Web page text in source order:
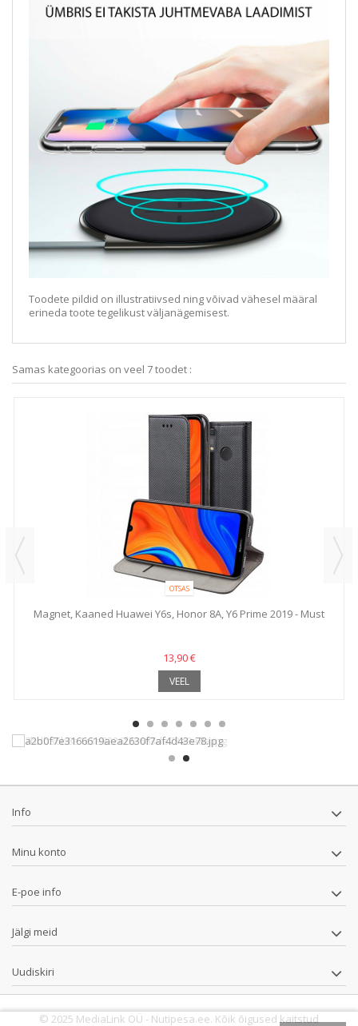
Toodete pildid on illustratiivsed ning võivad vähesel määral
erineda toote tegelikust väljanägemisest.
Samas kategoorias on veel 7 toodet :
OTSAS
Magnet, Kaaned Huawei Y6s, Honor 8A, Y6 Prime 2019 - Must
13,90 €
VEEL
Info
Minu konto
E-poe info
Jälgi meid
Uudiskiri
© 2025 MediaLink OÜ - Nutipesa.ee. Kõik õigused kaitstud